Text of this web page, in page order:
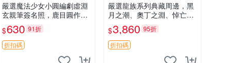
嚴選魔法少女小圓編劇虛淵
玄親筆簽名照，鹿目圓作者
收藏周邊，17.8x12.7cm獨
家相框附贈。 魔法少女小圓
經典 單張
$630 91折
折扣碼
嚴選龍族系列典藏周邊，黑
月之潮、奧丁之淵、悼亡者
之魂與火之晨曦，多款簽名
版隨機附贈。限量收藏，速
搶！龍族 龍族漫畫 憐情
$3,860 95折
折扣碼